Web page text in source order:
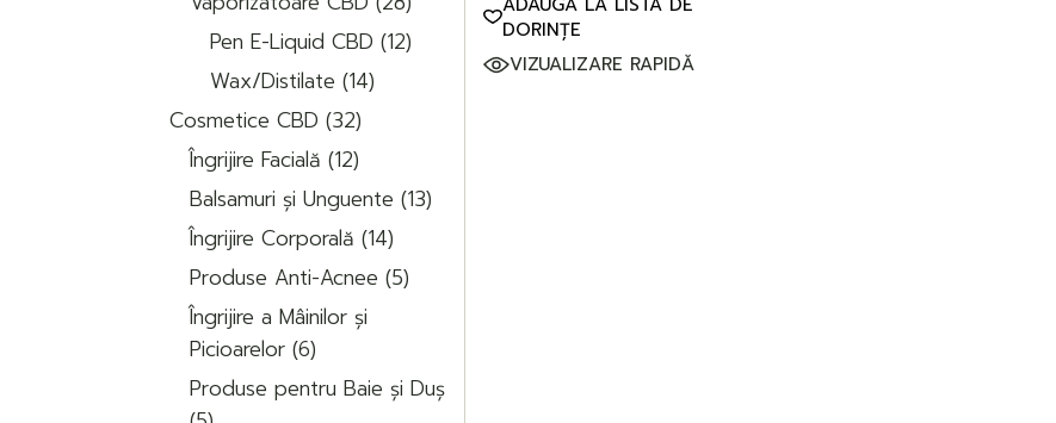
DORINȚE
VIZUALIZARE RAPIDĂ
de
produse
Pen E-Liquid CBD 1212
produse
Wax/Distilate 1414
produse
Cosmetice CBD 3232
de
produse
Îngrijire Facială 1212
produse
Balsamuri și Unguente 1313
produse
Îngrijire Corporală 1414
produse
Produse Anti-Acnee 55
produse
Îngrijire a Mâinilor și
Picioarelor 66
produse
Produse pentru Baie și Duș
5